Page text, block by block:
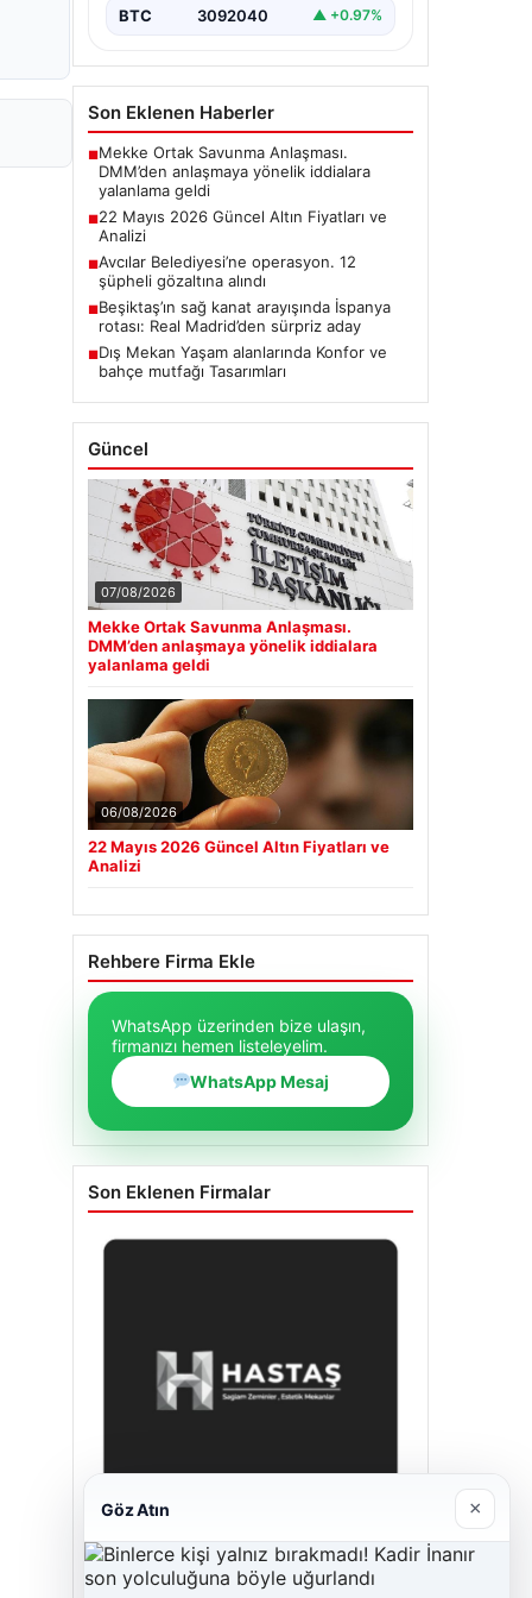
BTC 3092040 ▲ +0.97%
Son Eklenen Haberler
■Mekke Ortak Savunma Anlaşması.
DMM’den anlaşmaya yönelik iddialara
yalanlama geldi
■22 Mayıs 2026 Güncel Altın Fiyatları ve
Analizi
■Avcılar Belediyesi’ne operasyon. 12
şüpheli gözaltına alındı
■Beşiktaş’ın sağ kanat arayışında İspanya
rotası: Real Madrid’den sürpriz aday
■Dış Mekan Yaşam alanlarında Konfor ve
bahçe mutfağı Tasarımları
Güncel
07/08/2026
Mekke Ortak Savunma Anlaşması.
DMM’den anlaşmaya yönelik iddialara
yalanlama geldi
06/08/2026
22 Mayıs 2026 Güncel Altın Fiyatları ve
Analizi
Rehbere Firma Ekle
WhatsApp üzerinden bize ulaşın,
firmanızı hemen listeleyelim.
WhatsApp Mesaj
Son Eklenen Firmalar
Enes Kaplan Avukatlık Bürosu
Göz Atın ×